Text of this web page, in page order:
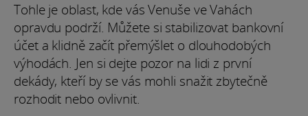
Tohle je oblast, kde vás Venuše ve Vahách
opravdu podrží. Můžete si stabilizovat bankovní
účet a klidně začít přemýšlet o dlouhodobých
výhodách. Jen si dejte pozor na lidi z první
dekády, kteří by se vás mohli snažit zbytečně
rozhodit nebo ovlivnit.